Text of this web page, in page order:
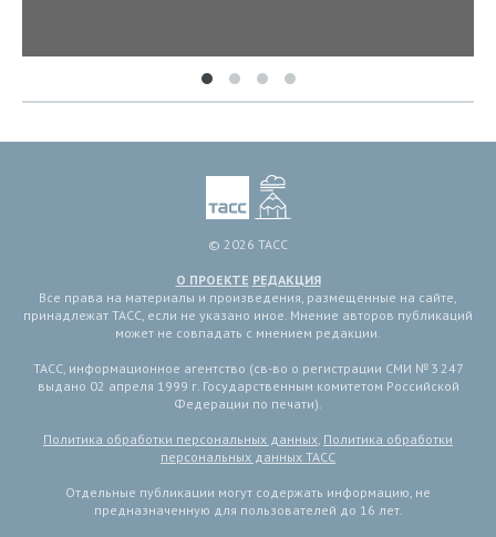
© 2026 ТАСС
О ПРОЕКТЕ РЕДАКЦИЯ
Все права на материалы и произведения, размещенные на сайте,
принадлежат ТАСС, если не указано иное. Мнение авторов публикаций
может не совпадать с мнением редакции.
ТАСС, информационное агентство (св-во о регистрации СМИ № 3 247
выдано 02 апреля 1999 г. Государственным комитетом Российской
Федерации по печати).
Политика обработки персональных данных, Политика обработки
персональных данных ТАСС
Отдельные публикации могут содержать информацию, не
предназначенную для пользователей до 16 лет.